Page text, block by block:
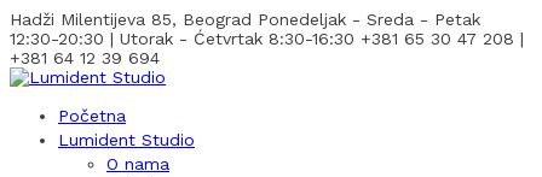
Hadži Milentijeva 85, Beograd Ponedeljak - Sreda - Petak
12:30-20:30 | Utorak - Ćetvrtak 8:30-16:30 +381 65 30 47 208 |
+381 64 12 39 694
Početna
Lumident Studio
O nama